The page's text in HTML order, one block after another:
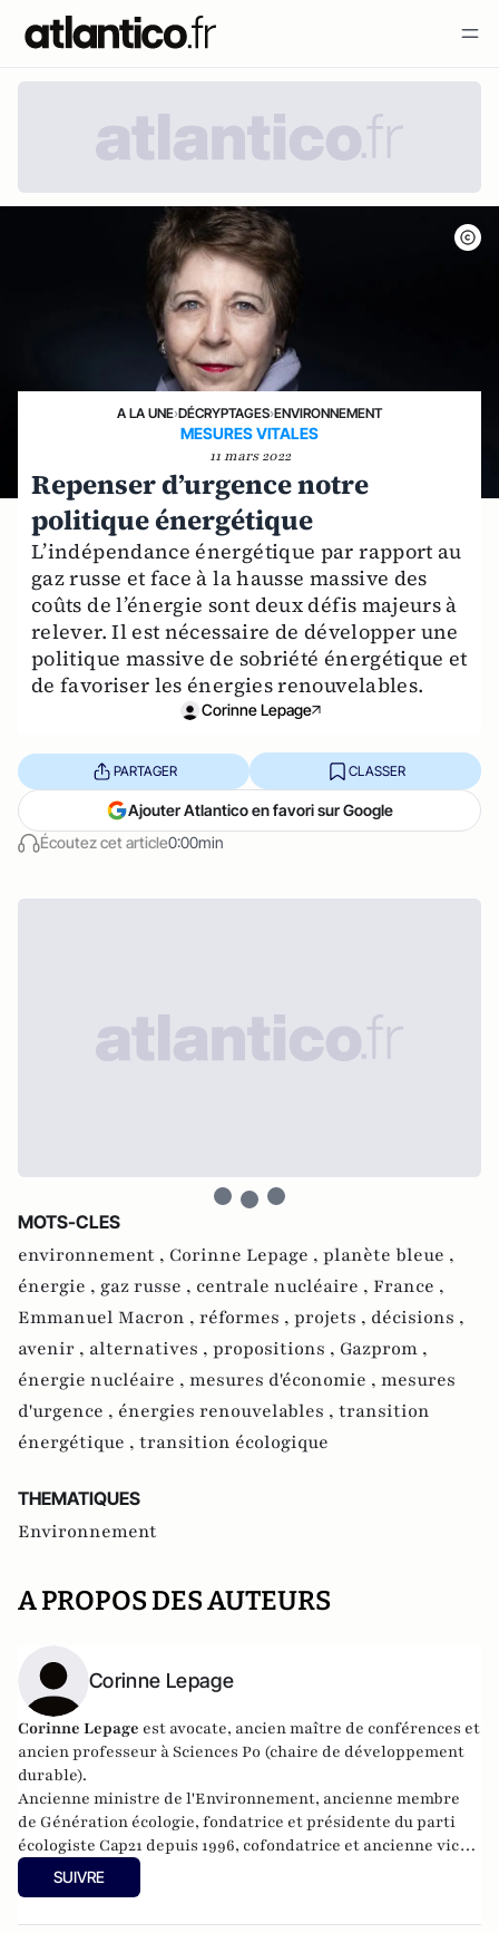
A LA UNE›DÉCRYPTAGES›ENVIRONNEMENT
MESURES VITALES
11 mars 2022
Repenser d’urgence notre
politique énergétique
L’indépendance énergétique par rapport au
gaz russe et face à la hausse massive des
coûts de l’énergie sont deux défis majeurs à
relever. Il est nécessaire de développer une
politique massive de sobriété énergétique et
de favoriser les énergies renouvelables.
Corinne Lepage
Écoutez cet article0:00min
PARTAGER CLASSER
Ajouter Atlantico en favori sur Google
MOTS-CLES
environnement , Corinne Lepage , planète bleue ,
énergie , gaz russe , centrale nucléaire , France ,
Emmanuel Macron , réformes , projets , décisions ,
avenir , alternatives , propositions , Gazprom ,
énergie nucléaire , mesures d'économie , mesures
d'urgence , énergies renouvelables , transition
énergétique , transition écologique
THEMATIQUES
Environnement
A PROPOS DES AUTEURS
Corinne Lepage
Corinne Lepage est avocate, ancien maître de conférences et
ancien professeur à Sciences Po (chaire de développement
durable).
Ancienne ministre de l'Environnement, ancienne membre
de Génération écologie, fondatrice et présidente du parti
écologiste Cap21 depuis 1996, cofondatrice et ancienne vice-
présidente du Mouvement démocrate jusqu'en mars 2010,
elle est députée au Parlement européen de 2009 à 2014. En
SUIVRE